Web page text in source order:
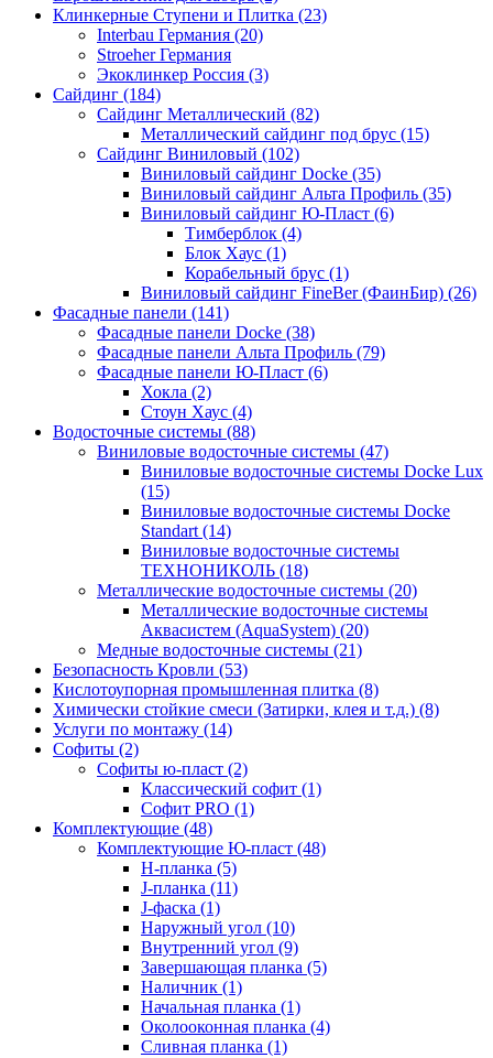
Клинкерные Ступени и Плитка (23)
Interbau Германия (20)
Stroeher Германия
Экоклинкер Россия (3)
Сайдинг (184)
Сайдинг Металлический (82)
Металлический сайдинг под брус (15)
Сайдинг Виниловый (102)
Виниловый сайдинг Docke (35)
Виниловый сайдинг Альта Профиль (35)
Виниловый сайдинг Ю-Пласт (6)
Тимберблок (4)
Блок Хаус (1)
Корабельный брус (1)
Виниловый сайдинг FineBer (ФаинБир) (26)
Фасадные панели (141)
Фасадные панели Docke (38)
Фасадные панели Альта Профиль (79)
Фасадные панели Ю-Пласт (6)
Хокла (2)
Стоун Хаус (4)
Водосточные системы (88)
Виниловые водосточные системы (47)
Виниловые водосточные системы Docke Lux
(15)
Виниловые водосточные системы Docke
Standart (14)
Виниловые водосточные системы
ТЕХНОНИКОЛЬ (18)
Металлические водосточные системы (20)
Металлические водосточные системы
Аквасистем (AquaSystem) (20)
Медные водосточные системы (21)
Безопасность Кровли (53)
Кислотоупорная промышленная плитка (8)
Химически стойкие смеси (Затирки, клея и т.д.) (8)
Услуги по монтажу (14)
Софиты (2)
Софиты ю-пласт (2)
Классический софит (1)
Софит PRO (1)
Комплектующие (48)
Комплектующие Ю-пласт (48)
H-планка (5)
J-планка (11)
J-фаска (1)
Наружный угол (10)
Внутренний угол (9)
Завершающая планка (5)
Наличник (1)
Начальная планка (1)
Околооконная планка (4)
Сливная планка (1)